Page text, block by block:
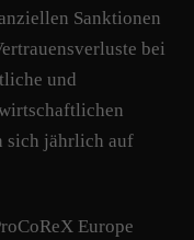
Sanktionen
bei
und
sich jährlich auf
Europe